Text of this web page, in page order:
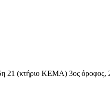
21 (κτήριο ΚΕΜΑ) 3ος όροφος,